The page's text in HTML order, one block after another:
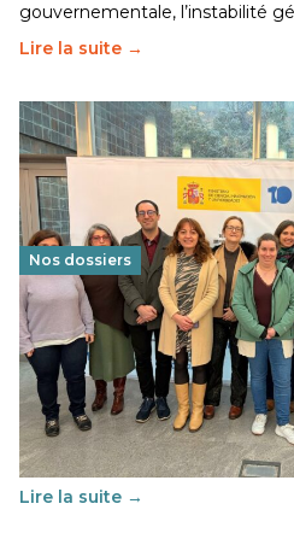
gouvernementale, l’instabilité
Lire la suite →
Nos dossiers
Éducation au vivre-
franco-espagnol pour
29 juin 2026-National
Cette année, l'UNSA Éducation
soutenu par l'union
au vivre-ensemble : quelles
Lire la suite →